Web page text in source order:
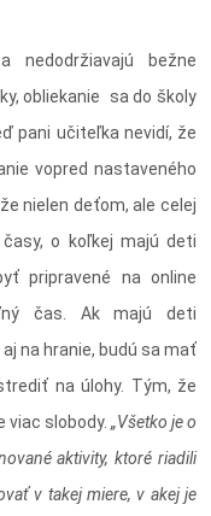
bežne
obliekanie sa do školy
pani učiteľka nevidí, že
vopred nastaveného
nielen deťom, ale celej
o koľkej majú deti
pripravené na online
čas. Ak majú deti
na hranie, budú sa mať
na úlohy. Tým, že
slobody. „Všetko je o
aktivity, ktoré riadili
v takej miere, v akej je